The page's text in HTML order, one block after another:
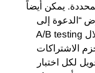
يمكن أيضاً
“الدعوة إلى
العمل” (Call to Action) من خلال A/B testing
الاشتراكات
لكل اختبار